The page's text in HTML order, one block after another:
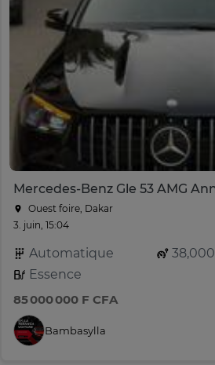
Mercedes-Benz Gle 53 AMG
Ouest foire, Dakar
3. juin, 15:04
Automatique
Essence
85 000 000 F CFA
Bambasylla